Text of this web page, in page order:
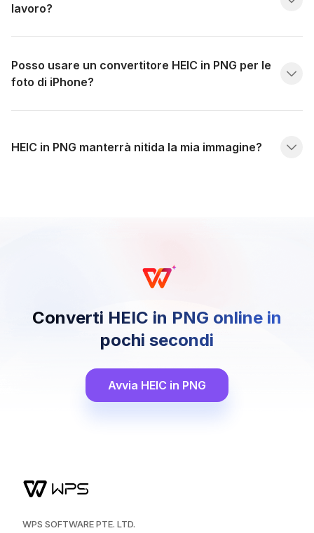
lavoro?
Posso usare un convertitore HEIC in PNG per le
foto di iPhone?
HEIC in PNG manterrà nitida la mia immagine?
Converti HEIC in PNG online in
pochi secondi
Avvia HEIC in PNG
WPS SOFTWARE PTE. LTD.